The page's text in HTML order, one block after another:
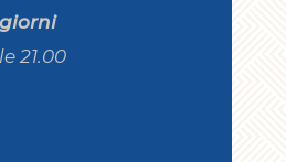
21.00